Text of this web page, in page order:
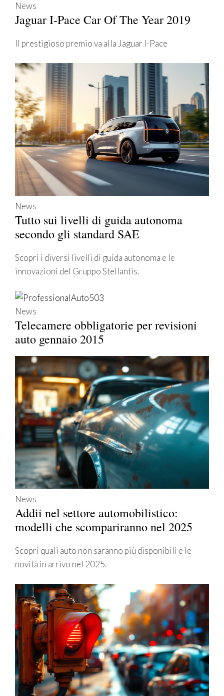
News
Jaguar I-Pace Car Of The Year 2019
Il prestigioso premio va alla Jaguar I-Pace
News
Tutto sui livelli di guida autonoma
secondo gli standard SAE
Scopri i diversi livelli di guida autonoma e le
innovazioni del Gruppo Stellantis.
News
Telecamere obbligatorie per revisioni
auto gennaio 2015
News
Addii nel settore automobilistico:
modelli che scompariranno nel 2025
Scopri quali auto non saranno più disponibili e le
novità in arrivo nel 2025.